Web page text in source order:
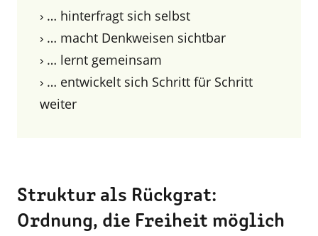
› … hinterfragt sich selbst
› … macht Denkweisen sichtbar
› … lernt gemeinsam
› … entwickelt sich Schritt für Schritt
weiter
Struktur als Rückgrat:
Ordnung, die Freiheit möglich